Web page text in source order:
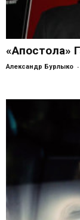
«Апостола»
Александр Бурлыко -